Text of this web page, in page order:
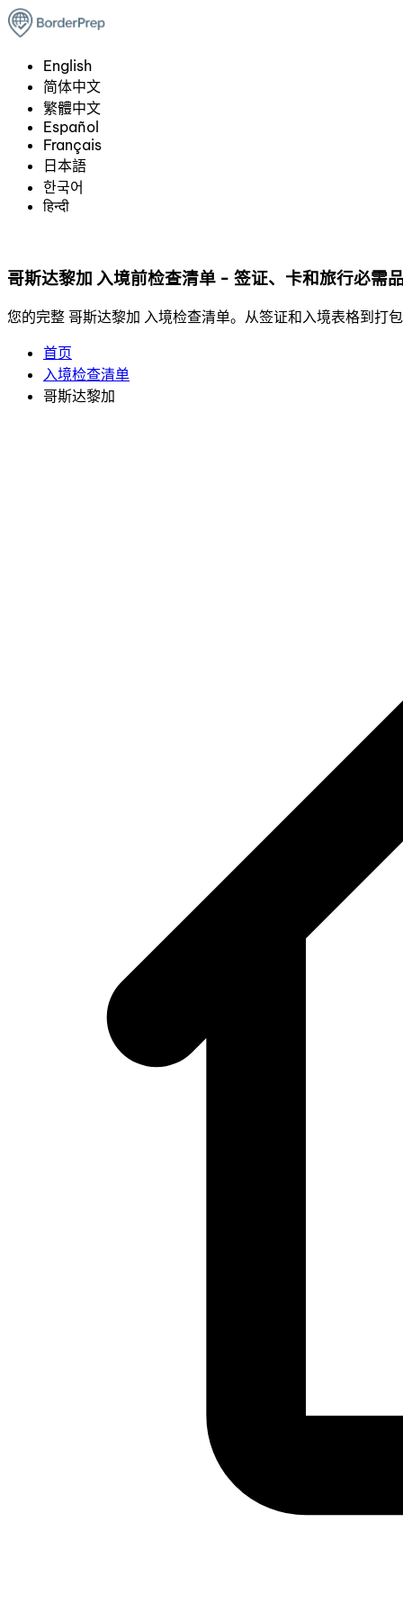
English
简体中文
繁體中文
Español
Français
日本語
한국어
हिन्दी
哥斯达黎加 入境前检查清单 - 签证、卡和旅行必需
您的完整 哥斯达黎加 入境检查清单。从签证和入境表格到打
首页
入境检查清单
哥斯达黎加